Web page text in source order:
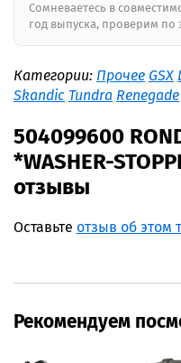
Сомневаетесь в
год выпуска, проверим по
Категории: Прочее GSX
Skandic Tundra Renegade
504099600
*WASHER-
отзывы
Оставьте отзыв об этом
Рекомендуем